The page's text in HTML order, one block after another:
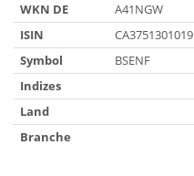
WKN DE
A41NGW
ISIN
CA3751301019
Symbol
BSENF
Indizes
Land
Branche